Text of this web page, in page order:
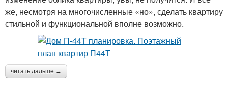
же, несмотря на многочисленные «но», сделать квартиру
стильной и функциональной вполне возможно.
читать дальше →